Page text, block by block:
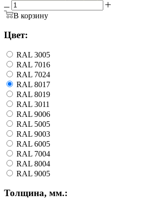
В корзину
Цвет:
RAL 3005
RAL 7016
RAL 7024
RAL 8017
RAL 8019
RAL 3011
RAL 9006
RAL 5005
RAL 9003
RAL 6005
RAL 7004
RAL 8004
RAL 9005
Толщина, мм.: